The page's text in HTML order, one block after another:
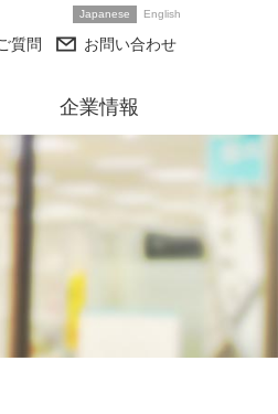
Japanese English
質問 お問い合わせ
企業情報